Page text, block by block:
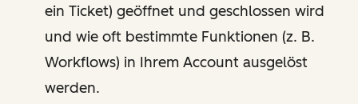
ein Ticket) geöffnet und geschlossen wird
und wie oft bestimmte Funktionen (z. B.
Workflows) in Ihrem Account ausgelöst
werden.